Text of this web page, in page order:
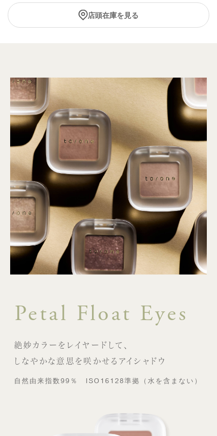
店頭在庫を見る
Petal Float Eyes
絶妙カラーをレイヤードして、
しなやかな意思を咲かせるアイシャドウ
自然由来指数99％ ISO16128準拠（水を含まない）